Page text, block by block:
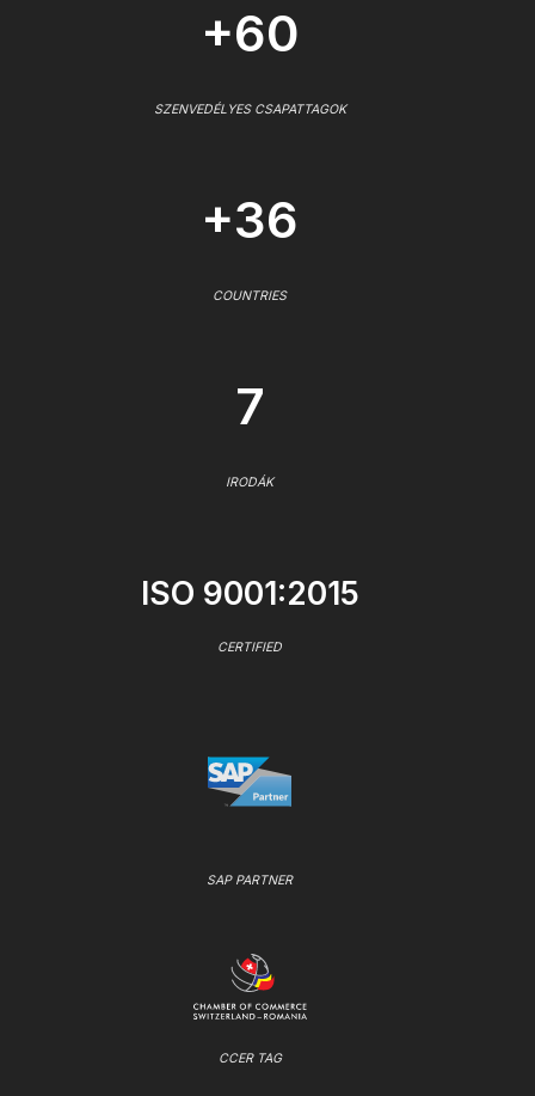
+60
SZENVEDÉLYES CSAPATTAGOK
+36
COUNTRIES
7
IRODÁK
ISO 9001:2015
CERTIFIED
SAP PARTNER
CCER TAG